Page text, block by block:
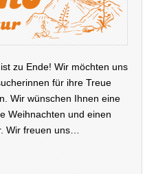
zu Ende! Wir möchten uns
für ihre Treue
Wir wünschen Ihnen eine
Weihnachten und einen
Wir freuen uns…